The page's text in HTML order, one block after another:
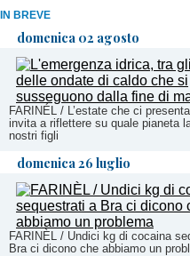
IN BREVE
domenica 02 agosto
FARINÉL / L’estate che ci
invita a riflettere su quale pianeta
nostri figli
domenica 26 luglio
FARINÈL / Undici kg di cocaina
Bra ci dicono che abbiamo un